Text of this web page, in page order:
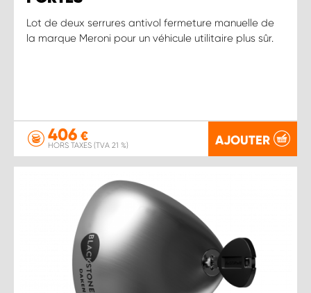
Lot de deux serrures antivol fermeture manuelle de
la marque Meroni pour un véhicule utilitaire plus sûr.
406 €
HORS TAXES (TVA 21 %) AJOUTER